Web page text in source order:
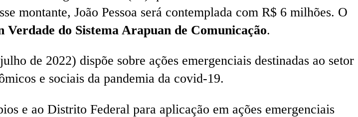
montante, João Pessoa será contemplada com R$ 6 milhões. O
do Sistema Arapuan de Comunicação.
de 2022) dispõe sobre ações emergenciais destinadas ao setor
e sociais da pandemia da covid-19.
e ao Distrito Federal para aplicação em ações emergenciais